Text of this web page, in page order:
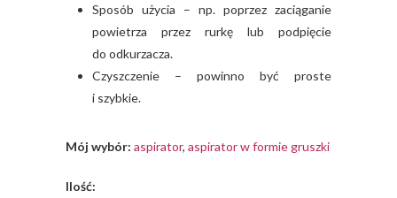
Sposób użycia – np. poprzez zaciąganie
powietrza przez rurkę lub podpięcie
do odkurzacza.
Czyszczenie – powinno być proste
i szybkie.
Mój wybór: aspirator, aspirator w formie gruszki
Ilość: